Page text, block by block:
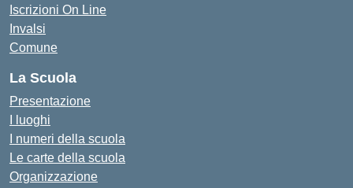
Iscrizioni On Line
Invalsi
Comune
La Scuola
Presentazione
I luoghi
I numeri della scuola
Le carte della scuola
Organizzazione